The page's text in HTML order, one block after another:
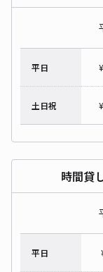
平日 ¥
土日祝 ¥
時間貸
平日